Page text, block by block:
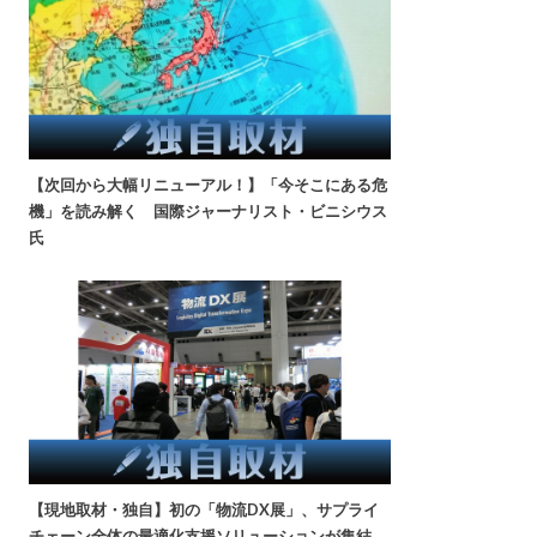
【次回から大幅リニューアル！】「今そこにある危
機」を読み解く 国際ジャーナリスト・ビニシウス
氏
【現地取材・独自】初の「物流DX展」、サプライ